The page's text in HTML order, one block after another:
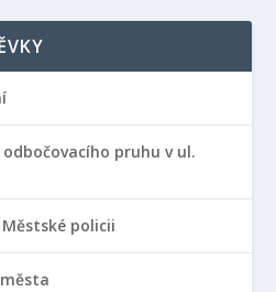
pruhu v ul.
policii